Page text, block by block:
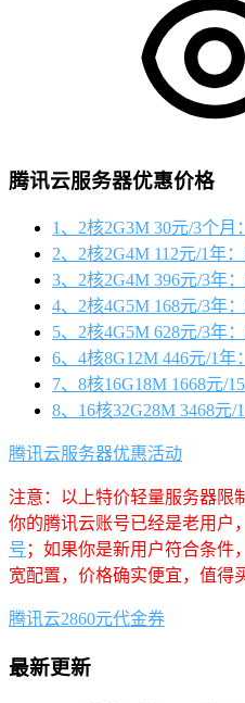
腾讯云服务器优惠价格
1、2核2G3M 30元/3个月
2、2核2G4M 112元/1年
3、2核2G4M 396元/3年
4、2核4G5M 168元/3年
5、2核4G5M 628元/3年
6、4核8G12M 446元/1年
7、8核16G18M 1668元/
8、16核32G28M 3468元/
腾讯云服务器优惠活动
注意：以上特价轻量服务器限
你的腾讯云账号已经是老用户
号 ；如果你是新用户符合条件
宽配置，价格确实便宜，值得
腾讯云2860元代金券
最新更新